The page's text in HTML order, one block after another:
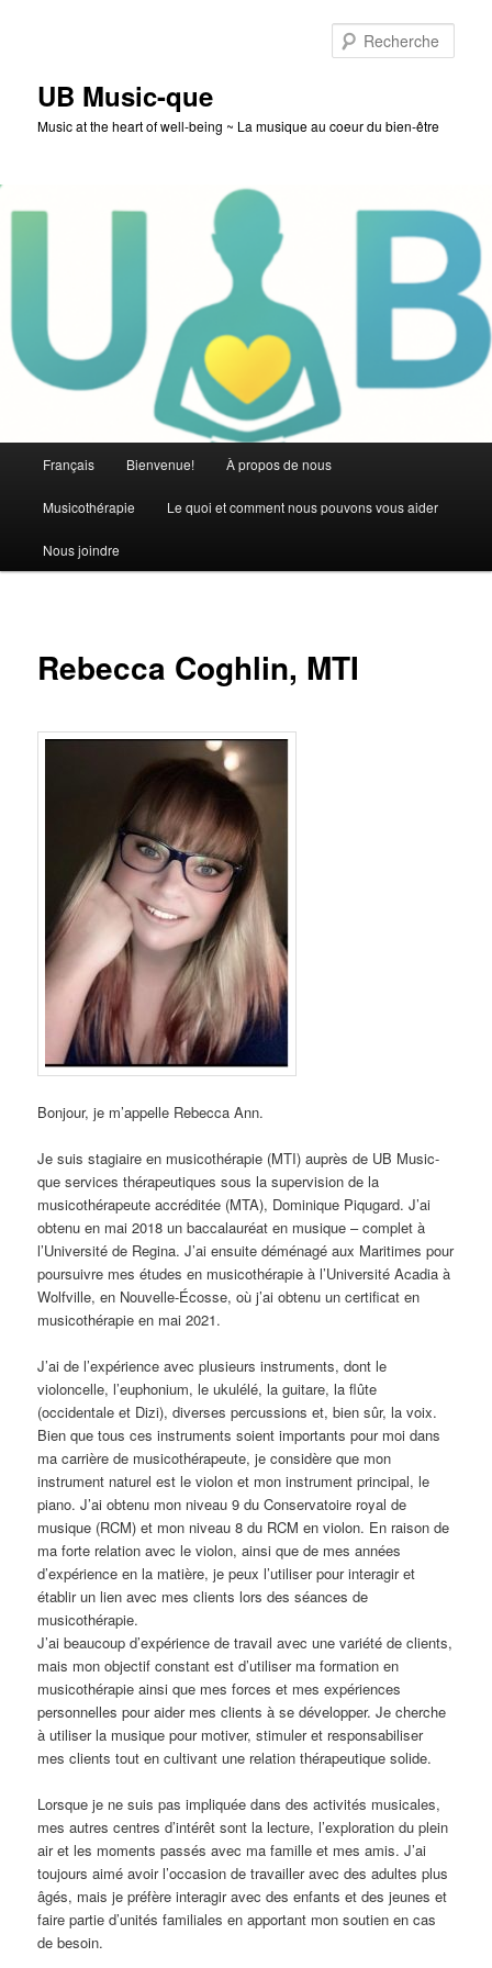
UB Music-que
Music at the heart of well-being ~ La musique au coeur du bien-être
Français Bienvenue! À propos de nous
Musicothérapie Le quoi et comment nous pouvons vous aider
Nous joindre
Rebecca Coghlin, MTI
Bonjour, je m’appelle Rebecca Ann.
Je suis stagiaire en musicothérapie (MTI) auprès de UB Music-
que services thérapeutiques sous la supervision de la
musicothérapeute accréditée (MTA), Dominique Piqugard. J’ai
obtenu en mai 2018 un baccalauréat en musique – complet à
l’Université de Regina. J’ai ensuite déménagé aux Maritimes pour
poursuivre mes études en musicothérapie à l’Université Acadia à
Wolfville, en Nouvelle-Écosse, où j’ai obtenu un certificat en
musicothérapie en mai 2021.
J’ai de l’expérience avec plusieurs instruments, dont le
violoncelle, l’euphonium, le ukulélé, la guitare, la flûte
(occidentale et Dizi), diverses percussions et, bien sûr, la voix.
Bien que tous ces instruments soient importants pour moi dans
ma carrière de musicothérapeute, je considère que mon
instrument naturel est le violon et mon instrument principal, le
piano. J’ai obtenu mon niveau 9 du Conservatoire royal de
musique (RCM) et mon niveau 8 du RCM en violon. En raison de
ma forte relation avec le violon, ainsi que de mes années
d’expérience en la matière, je peux l’utiliser pour interagir et
établir un lien avec mes clients lors des séances de
musicothérapie.
J’ai beaucoup d’expérience de travail avec une variété de clients,
mais mon objectif constant est d’utiliser ma formation en
musicothérapie ainsi que mes forces et mes expériences
personnelles pour aider mes clients à se développer. Je cherche
à utiliser la musique pour motiver, stimuler et responsabiliser
mes clients tout en cultivant une relation thérapeutique solide.
Lorsque je ne suis pas impliquée dans des activités musicales,
mes autres centres d’intérêt sont la lecture, l’exploration du plein
air et les moments passés avec ma famille et mes amis. J’ai
toujours aimé avoir l’occasion de travailler avec des adultes plus
âgés, mais je préfère interagir avec des enfants et des jeunes et
faire partie d’unités familiales en apportant mon soutien en cas
de besoin.